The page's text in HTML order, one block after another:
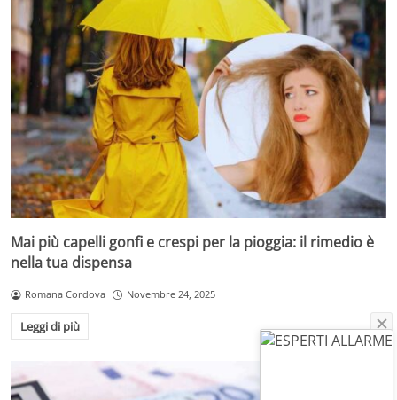
Mai più capelli gonfi e crespi per la pioggia: il rimedio è
nella tua dispensa
Romana Cordova Novembre 24, 2025
Leggi di più